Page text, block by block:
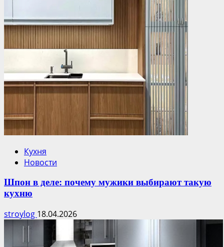
Кухня
Новости
Шпон в деле: почему мужики выбирают такую
кухню
stroylog 18.04.2026